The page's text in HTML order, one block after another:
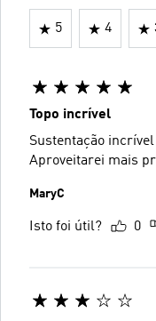
5 4
Topo incrível
Sustentação
Aproveitarei mais
MaryC
Isto foi útil? 0